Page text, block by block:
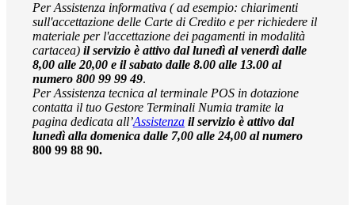
Per Assistenza informativa ( ad esempio: chiarimenti
sull'accettazione delle Carte di Credito e per richiedere il
materiale per l'accettazione dei pagamenti in modalità
cartacea) il servizio è attivo dal lunedì al venerdì dalle
8,00 alle 20,00 e il sabato dalle 8.00 alle 13.00 al
numero 800 99 99 49.
Per Assistenza tecnica al terminale POS in dotazione
contatta il tuo Gestore Terminali Numia tramite la
pagina dedicata all’Assistenza il servizio è attivo dal
lunedì alla domenica dalle 7,00 alle 24,00 al numero
800 99 88 90.